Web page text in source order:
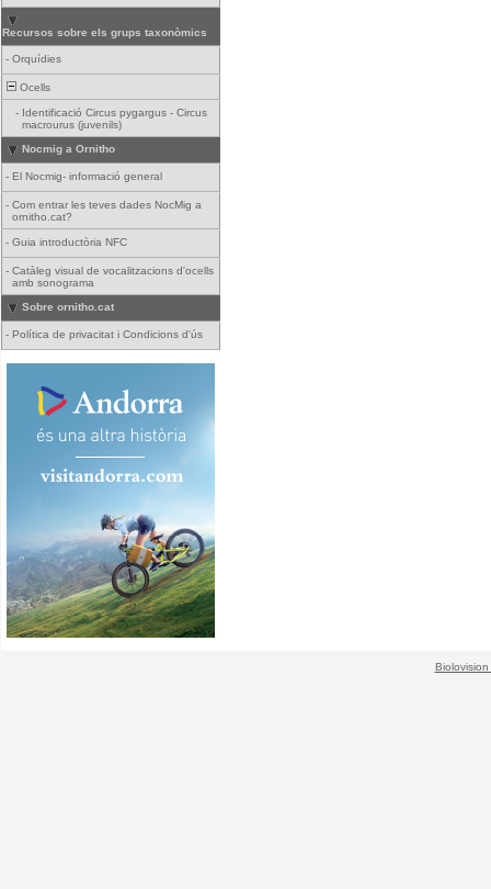
Recursos sobre els grups taxonòmics
- Orquídies
Ocells
- Identificació Circus pygargus - Circus
macrourus (juvenils)
Nocmig a Ornitho
- El Nocmig- informació general
- Com entrar les teves dades NocMig a
ornitho.cat?
- Guia introductòria NFC
- Catàleg visual de vocalitzacions d'ocells
amb sonograma
Sobre ornitho.cat
- Política de privacitat i Condicions d'ús
Biolovision